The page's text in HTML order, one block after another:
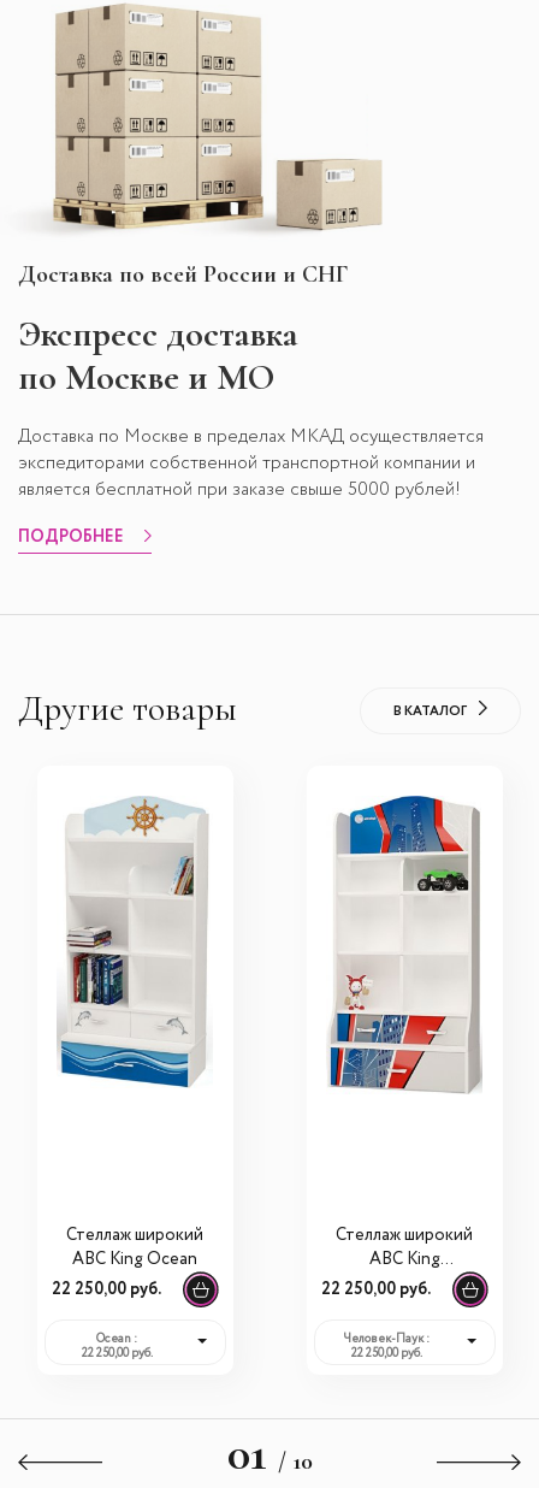
Доставка по всей России и СНГ
Экспресс доставка
по Москве и МО
Доставка по Москве в пределах МКАД осуществляется
экспедиторами собственной транспортной компании и
является бесплатной при заказе свыше 5000 рублей!
ПОДРОБНЕЕ
Другие товары В КАТАЛОГ
Стеллаж широкий
ABC King Ocean
22 250,00 руб.
Ocean :
22 250,00 руб.
Стеллаж широкий
ABC King
Человек-Паук
22 250,00 руб.
Человек-Паук :
22 250,00 руб.
01 / 10